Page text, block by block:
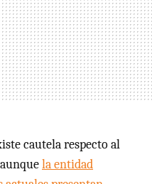
cautela respecto al
la entidad